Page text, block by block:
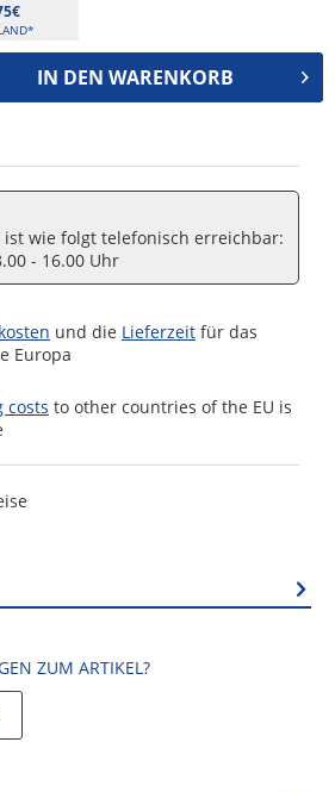
IN DEN WARENKORB
ist wie folgt telefonisch erreichbar:
- 16.00 Uhr
und die Lieferzeit für das
Europa
costs to other countries of the EU is
ZUM ARTIKEL?